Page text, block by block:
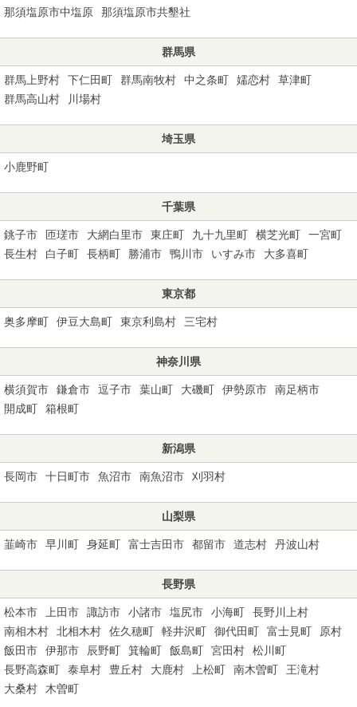
那須塩原市中塩原
那須塩原市共墾社
群馬県
群馬上野村 下仁田町 群馬南牧村 中之条町 嬬恋村
草津町
群馬高山村
川場村
埼玉県
小鹿野町
千葉県
銚子市 匝瑳市 大網白里市 東庄町 九十九里町 横芝光町
一宮町
長生村
白子町 長柄町 勝浦市 鴨川市 いすみ市 大多喜町
東京都
奥多摩町 伊豆大島町 東京利島村 三宅村
神奈川県
横須賀市 鎌倉市 逗子市 葉山町 大磯町 伊勢原市
南足柄市
開成町
箱根町
新潟県
長岡市 十日町市 魚沼市 南魚沼市 刈羽村
山梨県
韮崎市 早川町 身延町 富士吉田市 都留市 道志村 丹波山村
長野県
松本市 上田市 諏訪市 小諸市 塩尻市 小海町
長野川上村
南相木村
北相木村 佐久穂町 軽井沢町 御代田町 富士見町
原村
飯田市
伊那市 辰野町 箕輪町 飯島町 宮田村
松川町
長野高森町
泰阜村 豊丘村 大鹿村 上松町 南木曽町
王滝村
大桑村
木曽町